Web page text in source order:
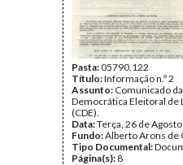
Pasta:05790.122
Título:Informação n.º 2
Assunto: Comunicado
Democrática Eleitoral de
(CDE).
Data:Terça, 26 de
Fundo:Alberto Arons de
Tipo Documental:
Página(s): 8